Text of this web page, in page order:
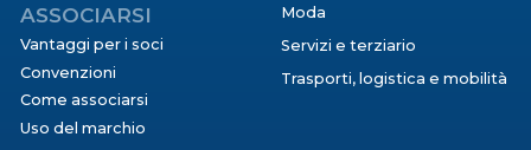
ASSOCIARSI
Vantaggi per i soci
Convenzioni
Come associarsi
Uso del marchio
Moda
Servizi e terziario
Trasporti, logistica e mobilità